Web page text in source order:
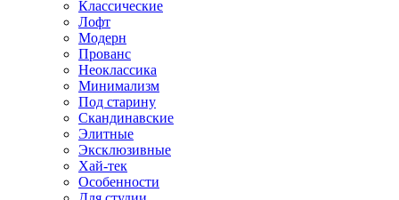
Классические
Лофт
Модерн
Прованс
Неоклассика
Минимализм
Под старину
Скандинавские
Элитные
Эксклюзивные
Хай-тек
Особенности